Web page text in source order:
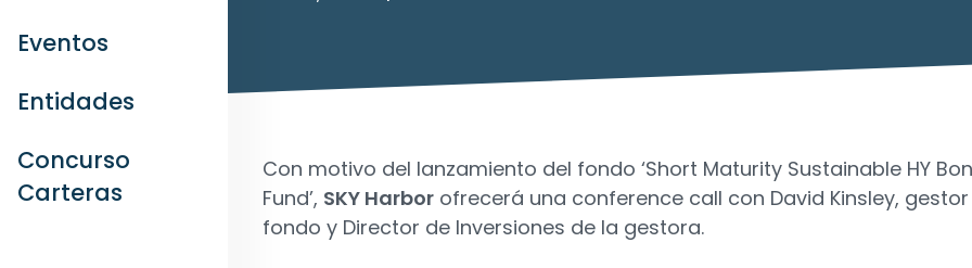
Eventos
Entidades
Concurso
Carteras
Con motivo del lanzamiento del fondo ‘Short Maturity Sustainable HY
Fund’, SKY Harbor ofrecerá una conference call con David Kinsley,
fondo y Director de Inversiones de la gestora.